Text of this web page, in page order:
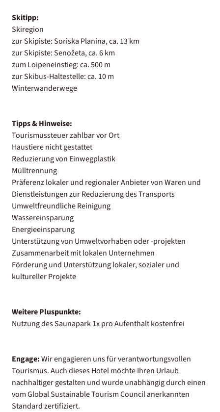
Skitipp:
Skiregion
zur Skipiste: Soriska Planina, ca. 13 km
zur Skipiste: Senožeta, ca. 6 km
zum Loipeneinstieg: ca. 500 m
zur Skibus-Haltestelle: ca. 10 m
Winterwanderwege
Tipps & Hinweise:
Tourismussteuer zahlbar vor Ort
Haustiere nicht gestattet
Reduzierung von Einwegplastik
Mülltrennung
Präferenz lokaler und regionaler Anbieter von Waren und
Dienstleistungen zur Reduzierung des Transports
Umweltfreundliche Reinigung
Wassereinsparung
Energieeinsparung
Unterstützung von Umweltvorhaben oder -projekten
Zusammenarbeit mit lokalen Unternehmen
Förderung und Unterstützung lokaler, sozialer und
kultureller Projekte
Weitere Pluspunkte:
Nutzung des Saunapark 1x pro Aufenthalt kostenfrei
Engage:Wir engagieren uns für verantwortungsvollen
Tourismus. Auch dieses Hotel möchte Ihren Urlaub
nachhaltiger gestalten und wurde unabhängig durch einen
vom Global Sustainable Tourism Council anerkannten
Standard zertifiziert.